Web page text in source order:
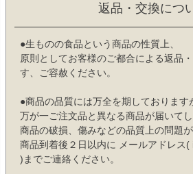
返品・交換につ
●生ものの食品という商品の性質上、
原則としてお客様のご都合による返品
す、ご容赦ください。
●商品の品質には万全を期しております
万が一ご注文品と異なる商品が届いて
商品の破損、傷みなどの品質上の問題が
商品到着後２日以内に メールアドレス
)までご連絡ください。